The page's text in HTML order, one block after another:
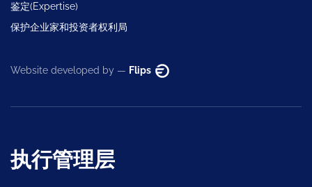
鉴定(Expertise)
保护企业家和投资者权利局
Website developed by — Flips
执行管理层